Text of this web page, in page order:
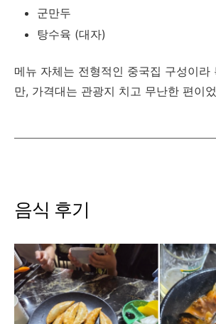
군만두
탕수육 (대자)
메뉴 자체는 전형적인 중국집 구성이라
만, 가격대는 관광지 치고 무난한 편이
음식 후기